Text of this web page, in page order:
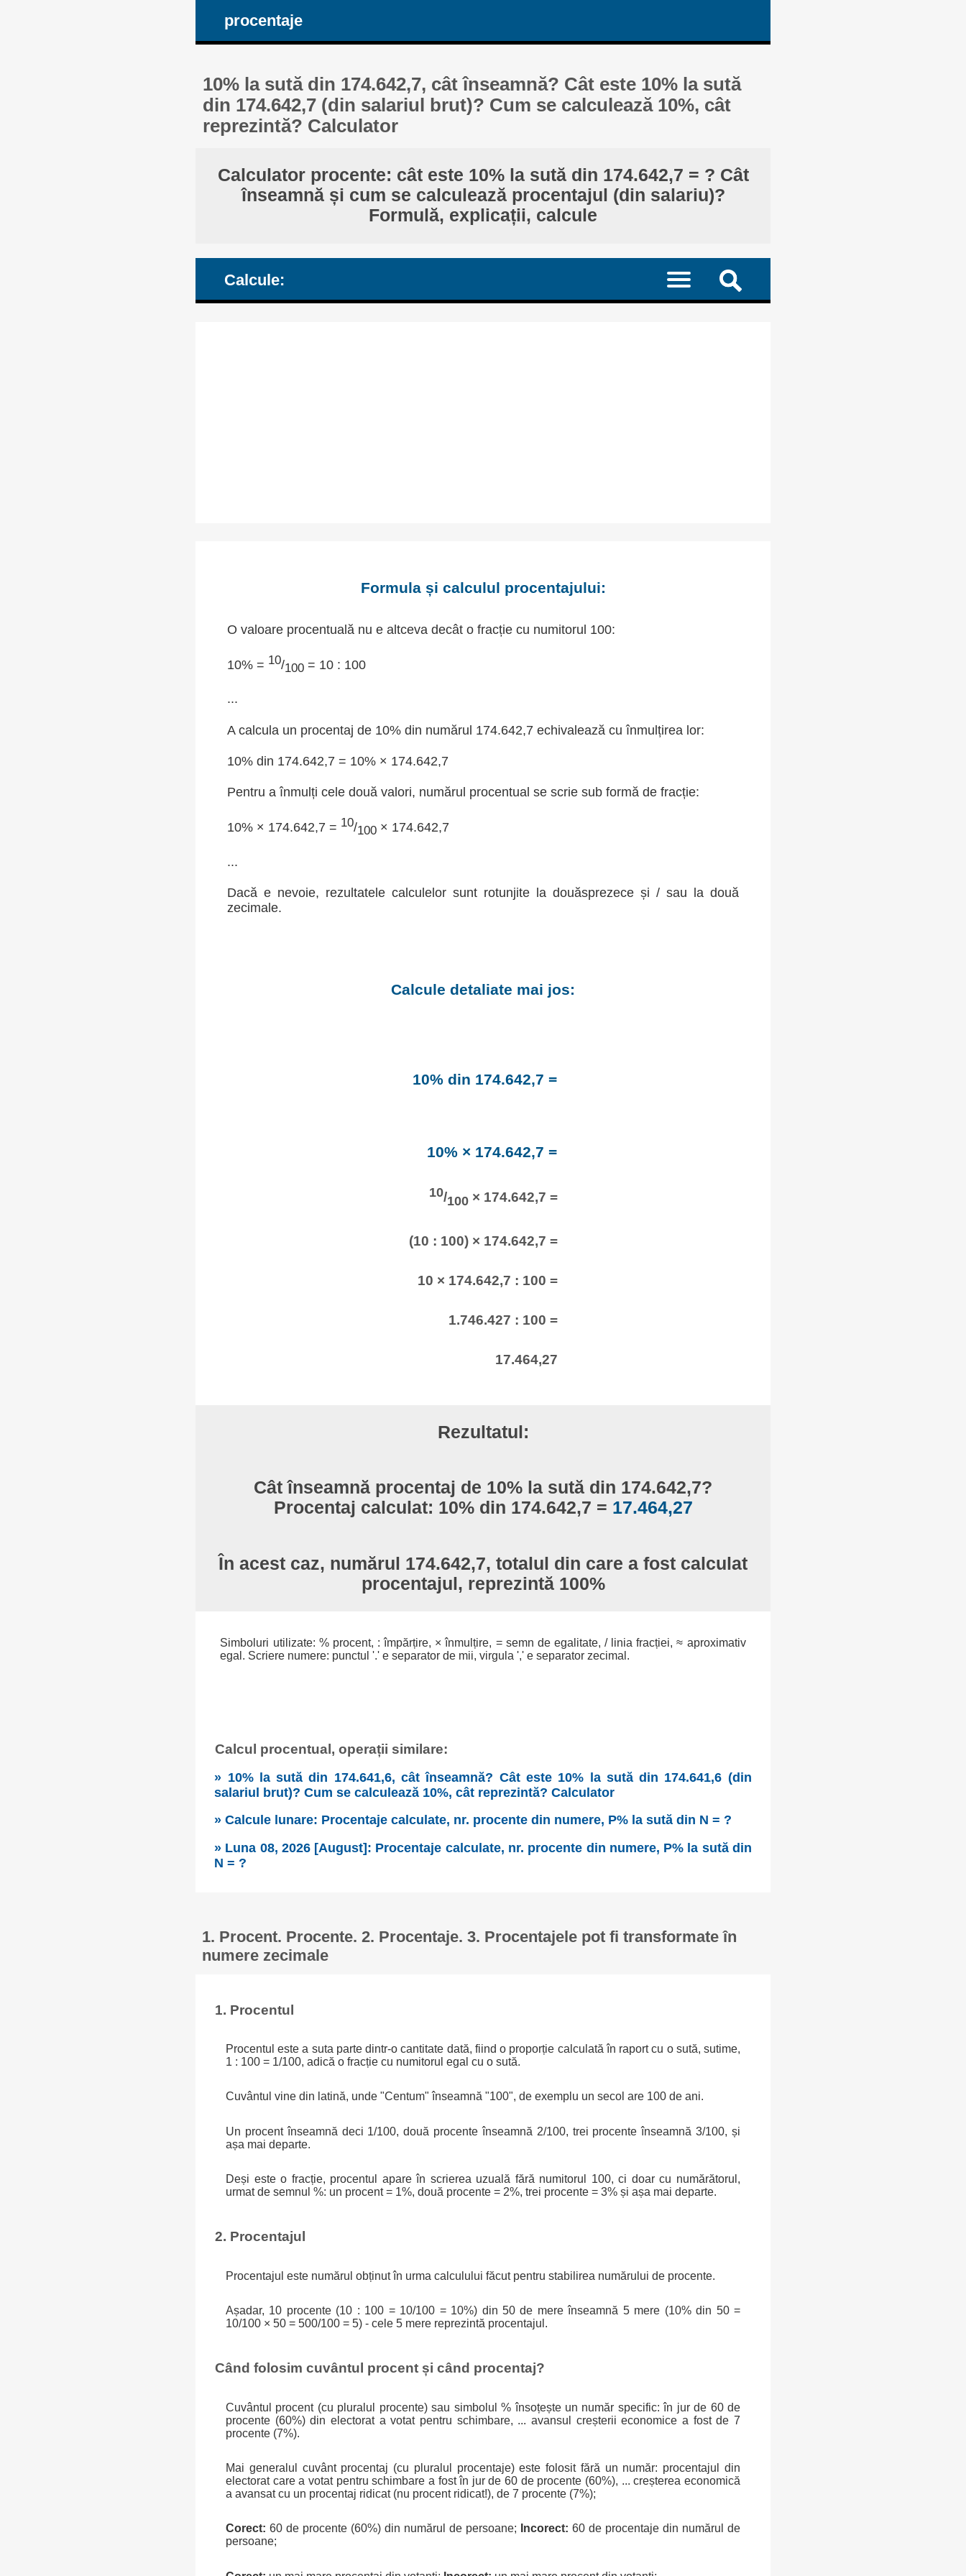
procentaje
10% la sută din 174.642,7, cât înseamnă? Cât este 10% la sută
din 174.642,7 (din salariul brut)? Cum se calculează 10%, cât
reprezintă? Calculator
Calculator procente: cât este 10% la sută din 174.642,7 = ? Cât
înseamnă și cum se calculează procentajul (din salariu)?
Formulă, explicații, calcule
Calcule:
Formula și calculul procentajului:
O valoare procentuală nu e altceva decât o fracție cu numitorul 100:
10% = 10/100 = 10 : 100
...
A calcula un procentaj de 10% din numărul 174.642,7 echivalează cu înmulțirea lor:
10% din 174.642,7 = 10% × 174.642,7
Pentru a înmulți cele două valori, numărul procentual se scrie sub formă de fracție:
10% × 174.642,7 = 10/100 × 174.642,7
...
Dacă e nevoie, rezultatele calculelor sunt rotunjite la douăsprezece și / sau la două
zecimale.
Calcule detaliate mai jos:
10% din 174.642,7 =
10% × 174.642,7 =
10/100× 174.642,7 =
(10 : 100) × 174.642,7 =
10 × 174.642,7 : 100 =
1.746.427 : 100 =
17.464,27
Rezultatul:
Cât înseamnă procentaj de 10% la sută din 174.642,7?
Procentaj calculat: 10% din 174.642,7 = 17.464,27
În acest caz, numărul 174.642,7, totalul din care a fost calculat
procentajul, reprezintă 100%
Simboluri utilizate: % procent, : împărțire, × înmulțire, = semn de egalitate, / linia fracției, ≈ aproximativ
egal. Scriere numere: punctul '.' e separator de mii, virgula ',' e separator zecimal.
Calcul procentual, operații similare:
» 10% la sută din 174.641,6, cât înseamnă? Cât este 10% la sută din 174.641,6 (din
salariul brut)? Cum se calculează 10%, cât reprezintă? Calculator
» Calcule lunare: Procentaje calculate, nr. procente din numere, P% la sută din N = ?
» Luna 08, 2026 [August]: Procentaje calculate, nr. procente din numere, P% la sută din
N = ?
1. Procent. Procente. 2. Procentaje. 3. Procentajele pot fi transformate în
numere zecimale
1. Procentul
Procentul este a suta parte dintr-o cantitate dată, fiind o proporție calculată în raport cu o sută, sutime,
1 : 100 = 1/100, adică o fracție cu numitorul egal cu o sută.
Cuvântul vine din latină, unde "Centum" înseamnă "100", de exemplu un secol are 100 de ani.
Un procent înseamnă deci 1/100, două procente înseamnă 2/100, trei procente înseamnă 3/100, și
așa mai departe.
Deși este o fracție, procentul apare în scrierea uzuală fără numitorul 100, ci doar cu numărătorul,
urmat de semnul %: un procent = 1%, două procente = 2%, trei procente = 3% și așa mai departe.
2. Procentajul
Procentajul este numărul obținut în urma calculului făcut pentru stabilirea numărului de procente.
Așadar, 10 procente (10 : 100 = 10/100 = 10%) din 50 de mere înseamnă 5 mere (10% din 50 =
10/100 × 50 = 500/100 = 5) - cele 5 mere reprezintă procentajul.
Când folosim cuvântul procent și când procentaj?
Cuvântul procent (cu pluralul procente) sau simbolul % însoțește un număr specific: în jur de 60 de
procente (60%) din electorat a votat pentru schimbare, ... avansul creșterii economice a fost de 7
procente (7%).
Mai generalul cuvânt procentaj (cu pluralul procentaje) este folosit fără un număr: procentajul din
electorat care a votat pentru schimbare a fost în jur de 60 de procente (60%), ... creșterea economică
a avansat cu un procentaj ridicat (nu procent ridicat!), de 7 procente (7%);
Corect: 60 de procente (60%) din numărul de persoane; Incorect: 60 de procentaje din numărul de
persoane;